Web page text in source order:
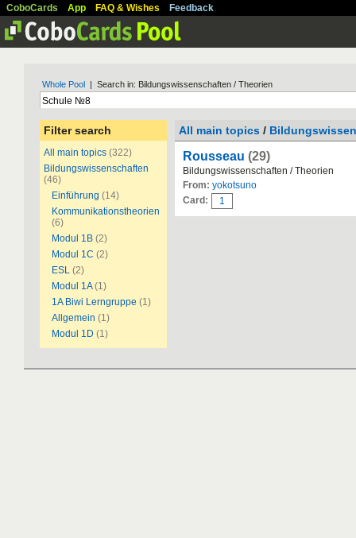
CoboCards App FAQ & Wishes Feedback
Whole Pool | Search in: Bildungswissenschaften / Theorien
Filter search
All main topics (322)
Bildungswissenschaften
(46)
Einführung (14)
Kommunikationstheorien
(6)
Modul 1B (2)
Modul 1C (2)
ESL (2)
Modul 1A (1)
1A Biwi Lerngruppe (1)
Allgemein (1)
Modul 1D (1)
All main topics /
Rousseau (29)
Bildungswissenschaften / Theorien
From: yokotsuno
Card:
1